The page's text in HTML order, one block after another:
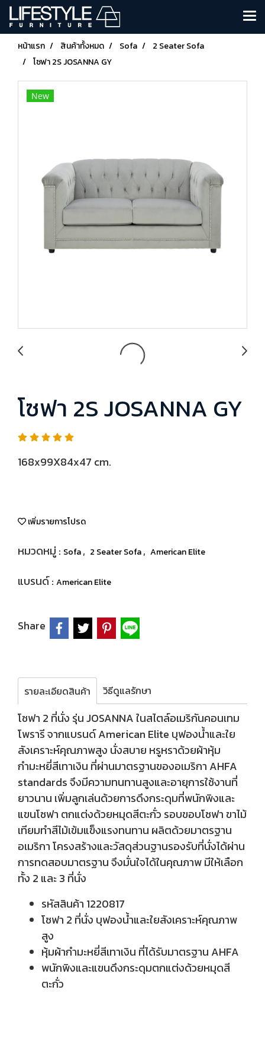
หน้าแรก สินค้าทั้งหมด Sofa
2 Seater Sofa
โซฟา 2S JOSANNA GY
New
โซฟา 2S JOSANNA GY
168x99X84x47 cm.
เพิ่มรายการโปรด
หมวดหมู่ : Sofa, 2 Seater Sofa, American Elite
แบรนด์ : American Elite
Share
รายละเอียดสินค้า วิธีดูแลรักษา
โซฟา 2 ที่นั่ง รุ่น JOSANNA ในสไตล์อเมริกันคอนเทม
โพรารี จากแบรนด์ American Elite บุฟองน้ำและใย
สังเคราะห์คุณภาพสูง นั่งสบาย หรูหราด้วยผ้าหุ้ม
กำมะหยี่สีเทาเงิน ที่ผ่านมาตรฐานของอเมริกา AHFA
standards จึงมีความทนทานสูงและอายุการใช้งานที่
ยาวนาน เพิ่มลูกเล่นด้วยการดึงกระดุมที่พนักพิงและ
แขนโซฟา ตกแต่งด้วยหมุดสีตะกั่ว รอบขอบโซฟา ขาไม้
เทียมทำสีไม้เข้มแข็งแรงทนทาน ผลิตด้วยมาตรฐาน
อเมริกา โครงสร้างและวัสดุส่วนฐานรองรับที่นั่งได้ผ่าน
การทดสอบมาตรฐาน จึงมั่นใจได้ในคุณภาพ มีให้เลือก
ทั้ง 2 และ 3 ที่นั่ง
รหัสสินค้า 1220817
โซฟา 2 ที่นั่ง บุฟองน้ำและใยสังเคราะห์คุณภาพ
สูง
หุ้มผ้ากำมะหยี่สีเทาเงิน ที่ได้รับมาตรฐาน AHFA
พนักพิงและแขนดึงกระดุมตกแต่งด้วยหมุดสี
ตะกั่ว